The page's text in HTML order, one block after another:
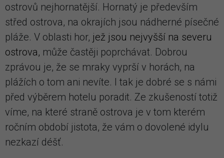
ostrovů nejhornatější. Hornatý je především
střed ostrova, na okrajích jsou nádherné písečné
pláže. V oblasti hor, jež jsou nejvyšší na severu
ostrova, může častěji poprchávat. Dobrou
zprávou je, že se mraky vyprší v horách, na
plážích o tom ani nevíte. I tak je dobré se s námi
před výběrem hotelu poradit. Ze zkušeností totiž
víme, na které straně ostrova je v tom kterém
ročním období jistota, že vám o dovolené idylu
nezkazí déšť.